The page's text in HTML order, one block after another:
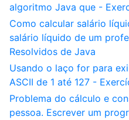
algoritmo Java que -
Como calcular salário
salário líquido de um
Resolvidos de Java
Usando o laço for para
ASCII de 1 até 127 -
Problema do cálculo e
pessoa. Escrever um